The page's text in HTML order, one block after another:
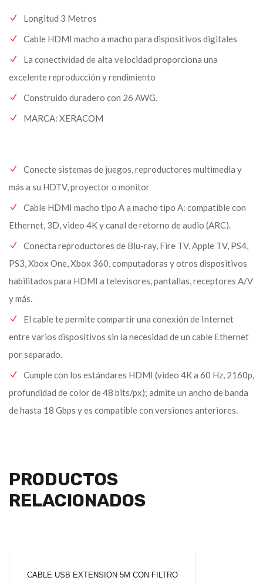
Longitud 3 Metros
Cable HDMI macho a macho para dispositivos digitales
La conectividad de alta velocidad proporciona una
excelente reproducción y rendimiento
Construido duradero con 26 AWG.
MARCA: XERACOM
Conecte sistemas de juegos, reproductores multimedia y
más a su HDTV, proyector o monitor
Cable HDMI macho tipo A a macho tipo A: compatible con
Ethernet, 3D, video 4K y canal de retorno de audio (ARC).
Conecta reproductores de Blu-ray, Fire TV, Apple TV, PS4,
PS3, Xbox One, Xbox 360, computadoras y otros dispositivos
habilitados para HDMI a televisores, pantallas, receptores A/V
y más.
El cable te permite compartir una conexión de Internet
entre varios dispositivos sin la necesidad de un cable Ethernet
por separado.
Cumple con los estándares HDMI (video 4K a 60 Hz, 2160p,
profundidad de color de 48 bits/px); admite un ancho de banda
de hasta 18 Gbps y es compatible con versiones anteriores.
PRODUCTOS
RELACIONADOS
CABLE USB EXTENSION 5M CON FILTRO